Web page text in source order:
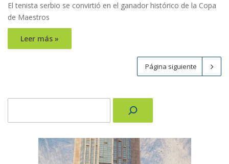
El tenista serbio se convirtió en el ganador histórico de la Copa
de Maestros
Leer más »
Página siguiente